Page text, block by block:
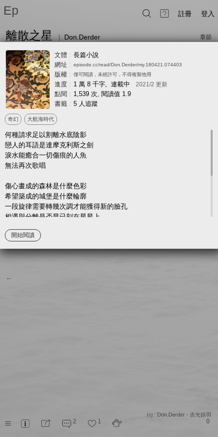
Ep 註冊 登入
離散之星 | Don.Derder 章節
Prologue
Chapter 1
Chapter 2
文體 : 長篇小說
網址 : episode.cc/read/Don.Derder/my.180421.074403
版權 : 僅可閱讀，未經許可，不得複製他用
進度 : 1 萬 8 千字, 連載中 2021/2 更新
點閱 : 1,539 次, 閱讀值 1.9
書籤 : 5 人追蹤
奇幻 大航海時代
何種請求足以割離水底陰影
戀人的耳語是達摩克利斯之劍
淚水能癒合一切傷痕的人魚
無法再次歌唱
傷心畫成的森林是什麼色彩
希望築成的城堡是什麼輪廓
一段旋律需要轉幾次調才能獲得新的臉孔
相遇與分離是否早已刻在星星上
---
Vol. 1
東方魔法航路指南
紫薊魂
開始閱讀
←
bg : Don.Derder - 吉光掠羽
2 1 0